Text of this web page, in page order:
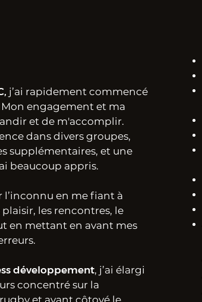
j’ai rapidement commencé
engagement et ma
et de m'accomplir.
dans divers groupes,
supplémentaires, et une
beaucoup appris.
l’inconnu en me fiant à
les rencontres, le
en mettant en avant mes
développement, j’ai élargi
concentré sur la
et ayant côtoyé le